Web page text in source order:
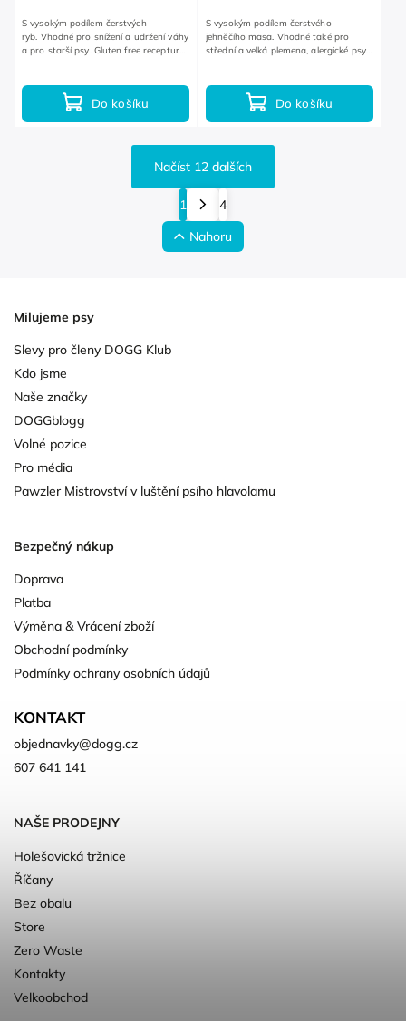
Do košíku
S vysokým podílem čerstvých
ryb. Vhodné pro snížení a udržení váhy
a pro starší psy. Gluten free receptura
Do košíku
S vysokým podílem čerstvého
jehněčího masa. Vhodné také pro
střední a velká plemena, alergické psy
Načíst 12 dalších
1
4
Nahoru
Milujeme psy
Slevy pro členy DOGG Klub
Kdo jsme
Naše značky
DOGGblogg
Volné pozice
Pro média
Pawzler Mistrovství v luštění psího hlavolamu
Bezpečný nákup
Doprava
Platba
Výměna & Vrácení zboží
Obchodní podmínky
Podmínky ochrany osobních údajů
KONTAKT
objednavky@dogg.cz
607 641 141
NAŠE PRODEJNY
Holešovická tržnice
Říčany
Bez obalu
Store
Zero Waste
Kontakty
Velkoobchod